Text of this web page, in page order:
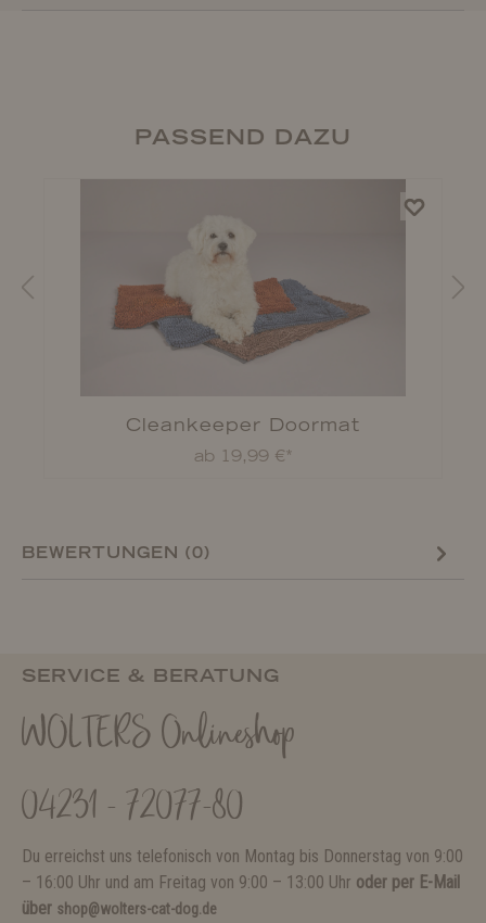
PASSEND DAZU
Cleankeeper Doormat
ab 19,99 €*
BEWERTUNGEN (0)
SERVICE & BERATUNG
WOLTERS Onlineshop
04231 - 72077-80
Du erreichst uns telefonisch von Montag bis Donnerstag von 9:00
– 16:00 Uhr und am Freitag von 9:00 – 13:00 Uhr oder per E-Mail
über shop@wolters-cat-dog.de